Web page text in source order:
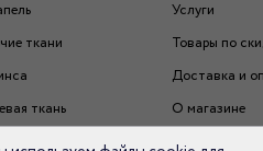
ткани
ткань
Услуги
Товары по
Доставка и
О магазине